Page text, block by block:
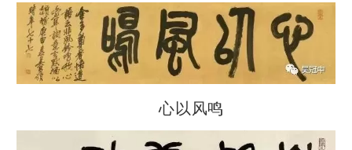
心以风鸣